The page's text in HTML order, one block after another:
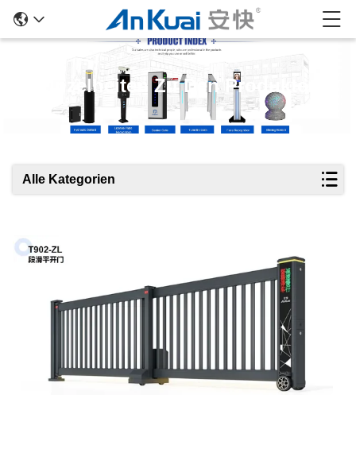
Einzelheiten Zu Den Produkten
Alle Kategorien